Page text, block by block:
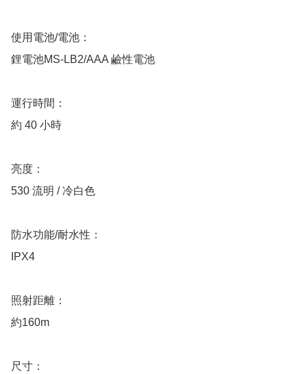
使用電池/電池：
鋰電池MS-LB2/AAA 鹼性電池
運行時間：
約 40 小時
亮度：
530 流明 / 冷白色
防水功能/耐水性：
IPX4
照射距離：
約160m
尺寸：